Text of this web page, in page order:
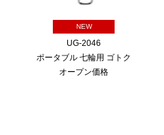
NEW
UG-2046
ポータブル 七輪用 ゴトク
オープン価格